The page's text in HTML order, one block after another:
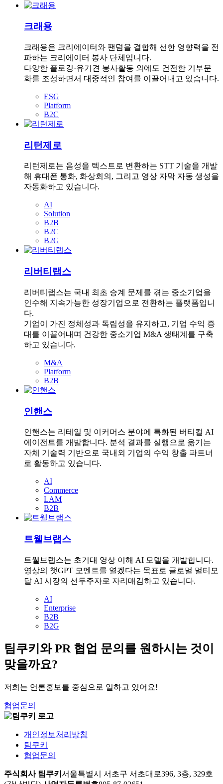
크래용
크래용은 크리에이터와 팬덤을 결합해 선한 영향력을 전
파하는 크리에이터 봉사 단체입니다.
다양한 플로깅·유기견 봉사활동 외에도 건전한 기부문
화를 조성하면서 대중적인 참여를 이끌어내고 있습니다.
ESG
Platform
B2C
리턴제로
리턴제로는 음성을 텍스트로 변환하는 STT 기술을 개발
해 휴대폰 통화, 화상회의, 그리고 영상 자막 자동 생성을
자동화하고 있습니다.
AI
Solution
B2B
B2C
B2G
리버티랩스
리버티랩스는 국내 최초 승계 문제를 겪는 중소기업을
인수해 지속가능한 성장기업으로 전환하는 플랫폼입니
다.
기업이 가진 정체성과 독립성을 유지하고, 기업 수익 증
대를 이끌어내며 건강한 중소기업 M&A 생태계를 구축
하고 있습니다.
M&A
Platform
B2B
인핸스
인핸스는 리테일 및 이커머스 분야에 특화된 버티컬 AI
에이전트를 개발합니다. 분석 결과를 실행으로 옮기는
자체 기술력 기반으로 국내외 기업의 수익 창출 파트너
로 활동하고 있습니다.
AI
Commerce
LAM
B2B
트웰브랩스
트웰브랩스는 초거대 영상 이해 AI 모델을 개발합니다.
영상의 챗GPT 모멘트를 열겠다는 목표로 글로멀 멀티모
달 AI 시장의 선두주자로 자리매김하고 있습니다.
AI
Enterprise
B2B
B2G
팀쿠키와 PR 협업 문의를 원하시는 것이
맞을까요?
저희는 언론홍보를 중심으로 일하고 있어요!
협업문의
개인정보처리방침
팀쿠키
협업문의
주식회사 팀쿠키 서울특별시 서초구 서초대로396, 3층, 329호